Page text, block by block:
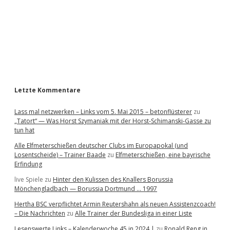
g
t
i
o
n
Letzte Kommentare
Lass mal netzwerken – Links vom 5. Mai 2015 – betonflüsterer zu
„Tatort“ — Was Horst Szymaniak mit der Horst-Schimanski-Gasse zu
tun hat
Alle Elfmeterschießen deutscher Clubs im Europapokal (und
Losentscheide) – Trainer Baade zu Elfmeterschießen, eine bayrische
Erfindung
live Spiele zu Hinter den Kulissen des Knallers Borussia
Mönchengladbach — Borussia Dortmund … 1997
Hertha BSC verpflichtet Armin Reutershahn als neuen Assistenzcoach!
– Die Nachrichten zu Alle Trainer der Bundesliga in einer Liste